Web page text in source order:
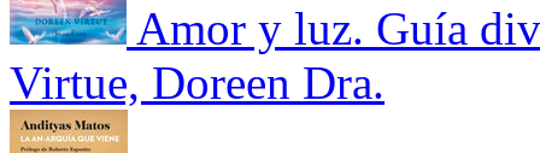
Amor y luz. Guía
Virtue, Doreen Dra.